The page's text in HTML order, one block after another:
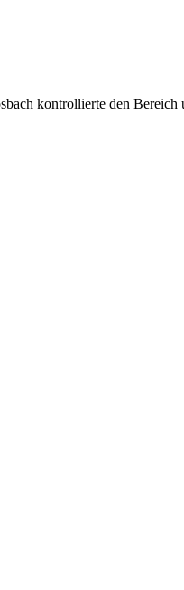
kontrollierte den